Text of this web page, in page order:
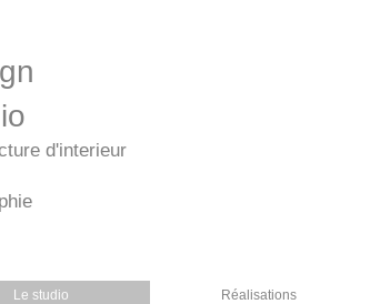
d'interieur
Le studio Réalisations